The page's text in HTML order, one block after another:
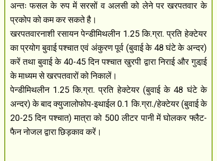
अन्तः फसल के रुप में सरसों व अलसी को लेने पर खरपतवार के
प्रकोप को कम कर सकते है।
खरपतवारनाशी रसायन पेन्डीमिथलीन 1.25 कि.ग्रा. प्रति हेक्टेयर
का प्रयोग बुवाई पश्चात एवं अंकुरण पूर्व (बुवाई के 48 घंटे के अन्दर)
करें तथा बुवाई के 40-45 दिन पश्चात खुरपी द्वारा निराई और गुडा़ई
के माध्यम से खरपतवारों को निकालें।
पेन्डीमिथलीन 1.25 कि.ग्रा. प्रति हेक्टेयर (बुवाई के 48 घंटे के
अन्दर) के बाद क्युजालोफोप-इथाईल 0.1 कि.ग्रा./हेक्टेयर (बुवाई के
20-25 दिन पश्चात) मात्रा को 500 लीटर पानी में घोलकर फ्लैट-
फैन नोजल द्वारा छिड़काव करें।